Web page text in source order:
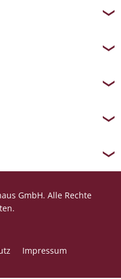
GmbH. Alle Rechte
Impressum